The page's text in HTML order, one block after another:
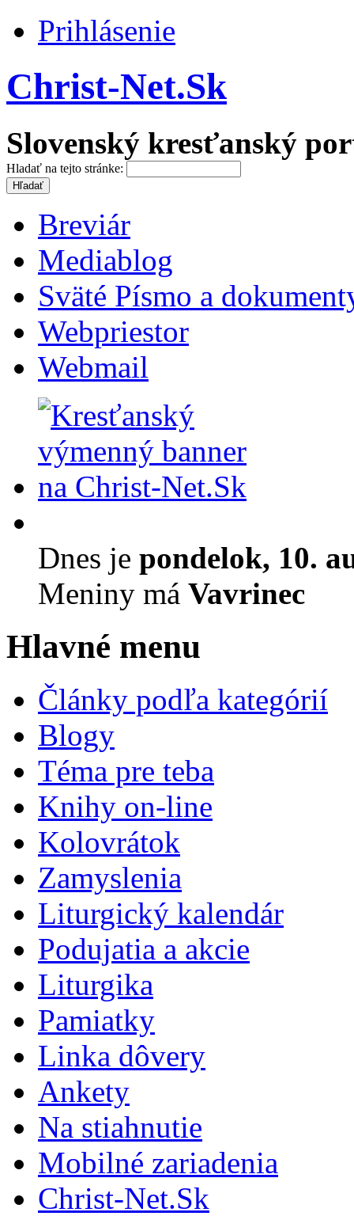
Prihlásenie
Christ-Net.Sk
Slovenský kresťanský
Hladať na tejto stránke:
Breviár
Mediablog
Sväté Písmo a
Webpriestor
Webmail
Dnes je pondelok, 10.
Meniny má Vavrinec
Hlavné menu
Články podľa kategórií
Blogy
Téma pre teba
Knihy on-line
Kolovrátok
Zamyslenia
Liturgický kalendár
Podujatia a akcie
Liturgika
Pamiatky
Linka dôvery
Ankety
Na stiahnutie
Mobilné zariadenia
Christ-Net.Sk